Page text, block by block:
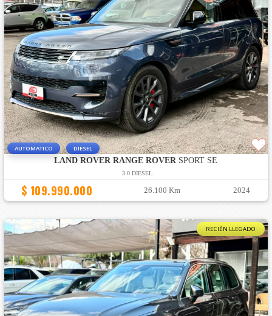
AUTOMATICO DIESEL
LAND ROVER RANGE ROVERSPORT SE
3.0 DIESEL
$ 109.990.000 26.100 Km 2024
RECIÉN LLEGADO